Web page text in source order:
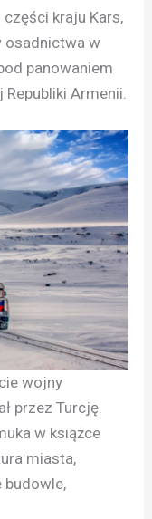
części kraju Kars,
osadnictwa w
panowaniem
Armenii.
wojny
przez Turcję.
w książce
miasta,
budowle,